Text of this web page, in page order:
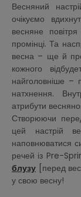
Весняний
очікуємо
весняне
промінці. Та
весна – ще й
кожного
найголовніше
натхнення.
атрибути
Створюючи
цей настрій
наповнюватися
речей із Pre-
блузу [перед
у свою весну!